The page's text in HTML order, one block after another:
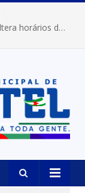
Prefeitura de Portel prorroga inscrições e altera horários dos concursos “Musa” e “Miss Mix Verão 2026”